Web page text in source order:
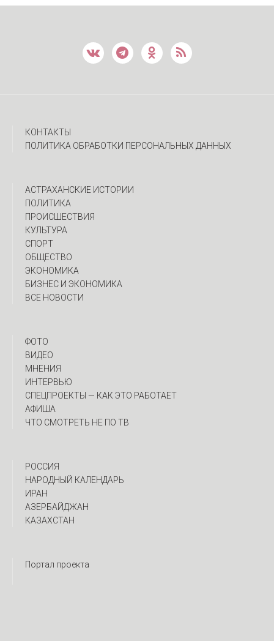
КОНТАКТЫ
ПОЛИТИКА ОБРАБОТКИ ПЕРСОНАЛЬНЫХ ДАННЫХ
АСТРАХАНСКИЕ ИСТОРИИ
ПОЛИТИКА
ПРОИСШЕСТВИЯ
КУЛЬТУРА
СПОРТ
ОБЩЕСТВО
ЭКОНОМИКА
БИЗНЕС И ЭКОНОМИКА
ВСЕ НОВОСТИ
ФОТО
ВИДЕО
МНЕНИЯ
ИНТЕРВЬЮ
CПЕЦПРОЕКТЫ — КАК ЭТО РАБОТАЕТ
АФИША
ЧТО СМОТРЕТЬ НЕ ПО ТВ
РОССИЯ
НАРОДНЫЙ КАЛЕНДАРЬ
ИРАН
АЗЕРБАЙДЖАН
КАЗАХСТАН
Портал проекта